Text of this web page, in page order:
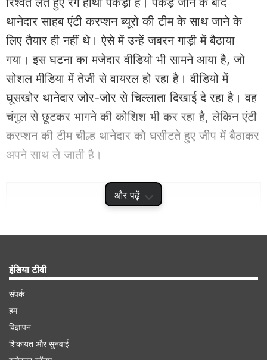
और पढ़ें
थानेदार साहब एंटी करप्शन ब्यूरो की टीम के साथ जाने के
लिए तैयार ही नहीं थे। ऐसे में उन्हें जबरन गाड़ी में बैठाया
गया। इस घटना का मजेदार वीडियो भी सामने आया है, जो
सोशल मीडिया में तेजी से वायरल हो रहा है। वीडियो में
घूसखोर थानेदार जोर-जोर से चिल्लाता दिखाई दे रहा है। वह
चंगुल से छूटकर भागने की कोशिश भी कर रहा है, लेकिन एंटी
करप्शन की टीम चील्ह थानेदार को घसीटते हुए जीप में बैठाकर
अपने साथ ले जाती है।
Advertisement
इंडिया टीवी
संपर्क
हम
विज्ञापन
शिकायत और सुनवाई